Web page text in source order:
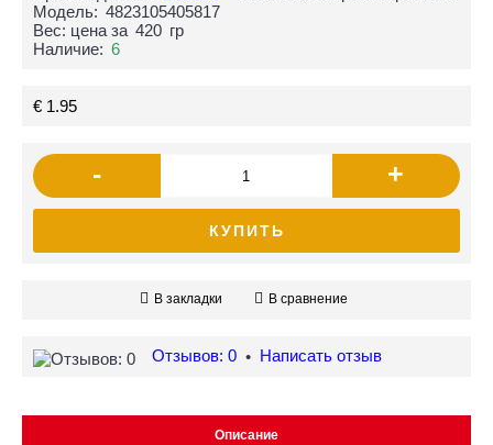
Модель: 4823105405817
Вес: цена за 420 гр
Наличие: 6
€ 1.95
- +
КУПИТЬ
В закладки В сравнение
Отзывов: 0 • Написать отзыв
Описание